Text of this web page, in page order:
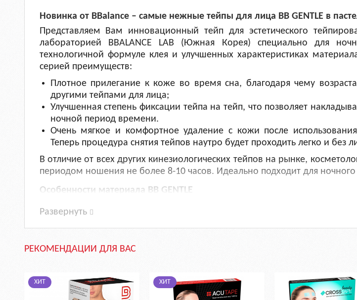
Новинка от BBalance – самые нежные тейпы для лица BB GENTLE в
Представляем Вам инновационный тейп для эстетического
лабораторией BBALANCE LAB (Южная Корея) специально для
технологичной формуле клея и улучшенных характеристиках
серией преимуществ:
Плотное прилегание к коже во время сна, благодаря чему
другими тейпами для лица;
Улучшенная степень фиксации тейпа на тейп, что позволяет
ночной период времени.
Очень мягкое и комфортное удаление с кожи после
Теперь процедура снятия тейпов наутро будет проходить легко и без
В отличие от всех других кинезиологических тейпов на рынке,
периодом ношения не более 8-10 часов. Идеально подходит для
Особенности материала BB GENTLE
материал сохраняет свои природные свойства, но обладает
прочностью
Для придания воздушности и нежности материалу специалисты
Развернуть
РЕКОМЕНДАЦИИ ДЛЯ ВАС
ХИТ ХИТ